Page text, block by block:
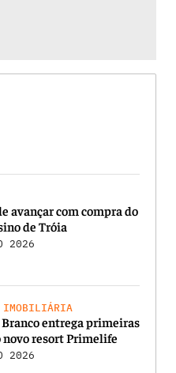
avançar com compra do
de Tróia
2026
IMOBILIÁRIA
entrega primeiras
novo resort Primelife
2026